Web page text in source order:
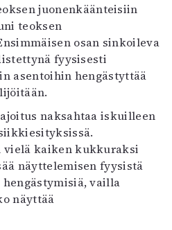
juonenkäänteisiin
teoksen
osan sinkoileva
fyysisesti
asentoihin hengästyttää
naksahtaa iskuilleen
vielä kaiken kukkuraksi
näyttelemisen fyysistä
vailla
näyttää